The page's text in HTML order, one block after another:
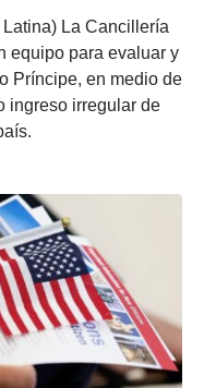
La Cancillería
equipo para evaluar y
Príncipe, en medio de
ingreso irregular de